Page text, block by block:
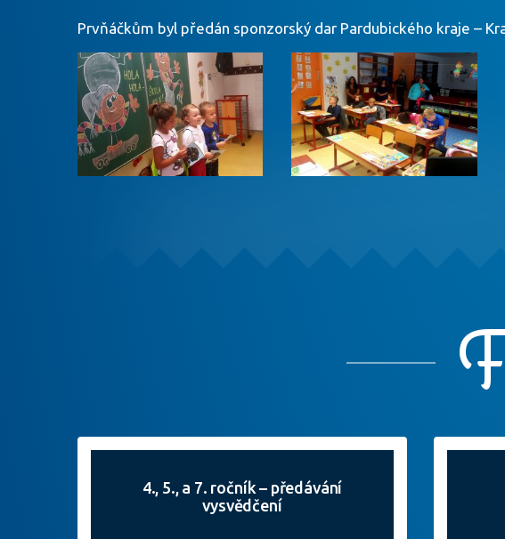
Prvňáčkům byl předán sponzorský dar Pardubického kraje –
4., 5., a 7. ročník – předávání
vysvědčení